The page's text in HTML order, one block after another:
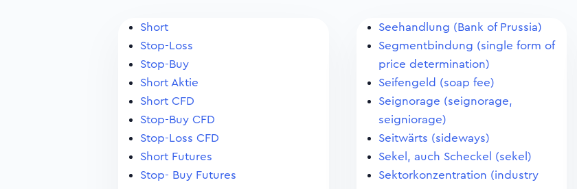
Short
Stop-Loss
Stop-Buy
Short Aktie
Short CFD
Stop-Buy CFD
Stop-Loss CFD
Short Futures
Stop- Buy Futures
Seehandlung (Bank of Prussia)
Segmentbindung (single form of
price determination)
Seifengeld (soap fee)
Seignorage (seignorage,
seigniorage)
Seitwärts (sideways)
Sekel, auch Scheckel (sekel)
Sektorkonzentration (industry